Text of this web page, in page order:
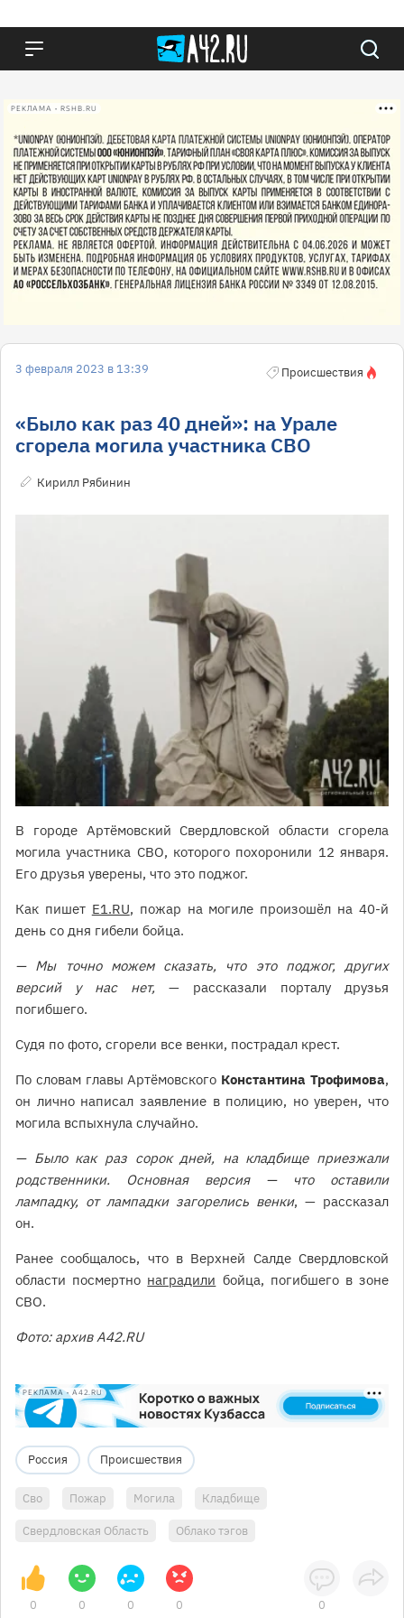
РЕКЛАМА • RSHB.RU
3 февраля 2023 в 13:39 Происшествия
«Было как раз 40 дней»: на Урале
сгорела могила участника СВО
Кирилл Рябинин
В городе Артёмовский Свердловской области сгорела
могила участника СВО, которого похоронили 12 января.
Его друзья уверены, что это поджог.
Как пишет Е1.RU, пожар на могиле произошёл на 40-й
день со дня гибели бойца.
— Мы точно можем сказать, что это поджог, других
версий у нас нет, — рассказали порталу друзья
погибшего.
Судя по фото, сгорели все венки, пострадал крест.
По словам главы Артёмовского Константина Трофимова,
он лично написал заявление в полицию, но уверен, что
могила вспыхнула случайно.
— Было как раз сорок дней, на кладбище приезжали
родственники. Основная версия — что оставили
лампадку, от лампадки загорелись венки, — рассказал
он.
Ранее сообщалось, что в Верхней Салде Свердловской
области посмертно наградили бойца, погибшего в зоне
СВО.
Фото: архив А42.RU
РЕКЛАМА • A42.RU
Россия Происшествия
Сво Пожар Могила Кладбище
Свердловская Область Облако тэгов
0 0 0 0 0